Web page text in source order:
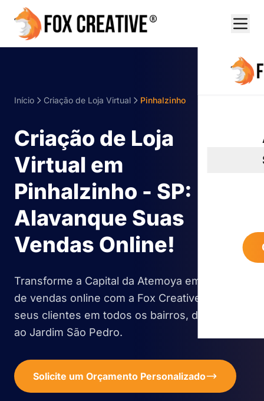
Início Criação de Loja Virtual Pinhalzinho
Criação de Loja
Virtual em
Pinhalzinho - SP:
Alavanque Suas
Vendas Online!
Transforme a Capital da Atemoya em um polo
de vendas online com a Fox Creative. Alcance
seus clientes em todos os bairros, do Centro
ao Jardim São Pedro.
Solicite um Orçamento Personalizado